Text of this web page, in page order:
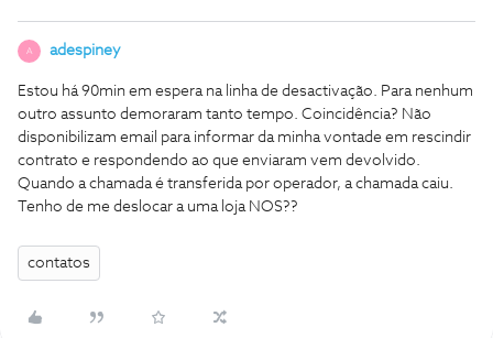
A adespiney
Estou há 90min em espera na linha de desactivação. Para nenhum
outro assunto demoraram tanto tempo. Coincidência? Não
disponibilizam email para informar da minha vontade em rescindir
contrato e respondendo ao que enviaram vem devolvido.
Quando a chamada é transferida por operador, a chamada caiu.
Tenho de me deslocar a uma loja NOS??
contatos